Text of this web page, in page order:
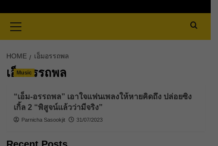
Menu
HOME เอ็มอรรถพล
เอ็มอรรถพล
Music
“เอ็ม-อรรถพล” เอาใจแฟนเพลงให้หายคิดถึง ปล่อยซิง
เกิ้ล 2 “พิสูจน์แล้วว่ามีจริง”
Parnicha Sasookjit 31/07/2023